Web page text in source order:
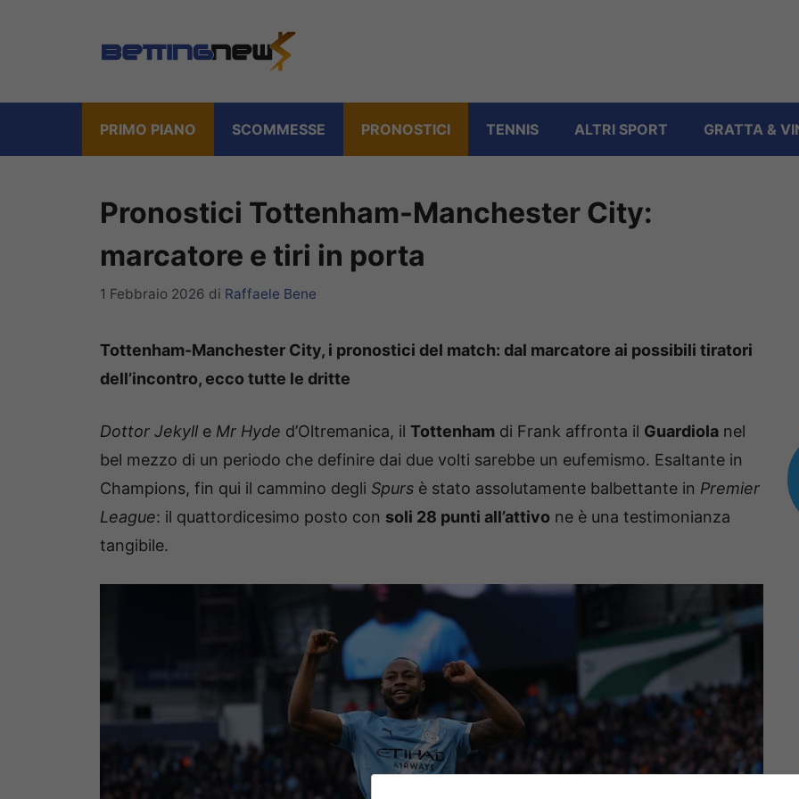
PRIMO PIANO SCOMMESSE PRONOSTICI TENNIS ALTRI SPORT GRATTA &
Pronostici Tottenham-Manchester City:
marcatore e tiri in porta
1 Febbraio 2026 di Raffaele Bene
Tottenham-Manchester City, i pronostici del match: dal marcatore ai possibili tiratori
dell’incontro, ecco tutte le dritte
Dottor Jekyll e Mr Hyde d’Oltremanica, il Tottenham di Frank affronta il Guardiola nel
bel mezzo di un periodo che definire dai due volti sarebbe un eufemismo. Esaltante in
Champions, fin qui il cammino degli Spurs è stato assolutamente balbettante in Premier
League: il quattordicesimo posto con soli 28 punti all’attivo ne è una testimonianza
tangibile.